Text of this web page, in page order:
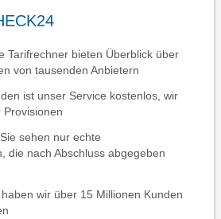
Tarifrechner bieten Überblick über
von tausenden Anbietern
ist unser Service kostenlos, wir
Sie sehen nur echte
die nach Abschluss abgegeben
wir über 15 Millionen Kunden